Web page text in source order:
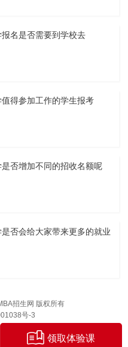
名是否需要到学校去
得参加工作的学生报考
否增加不同的招收名额呢
否会给大家带来更多的就业
招生网 版权所有
号-3
领取体验课